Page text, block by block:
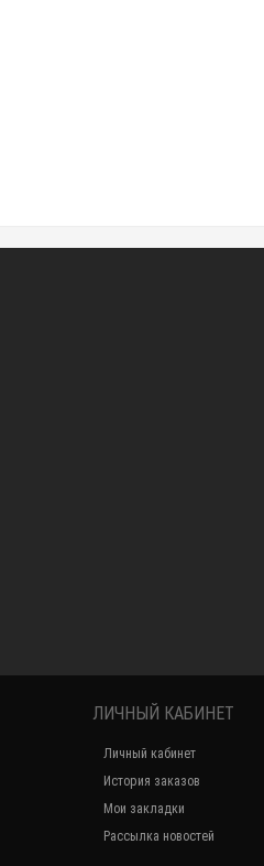
ЛИЧНЫЙ КАБИНЕТ
Личный кабинет
История заказов
Мои закладки
Рассылка новостей